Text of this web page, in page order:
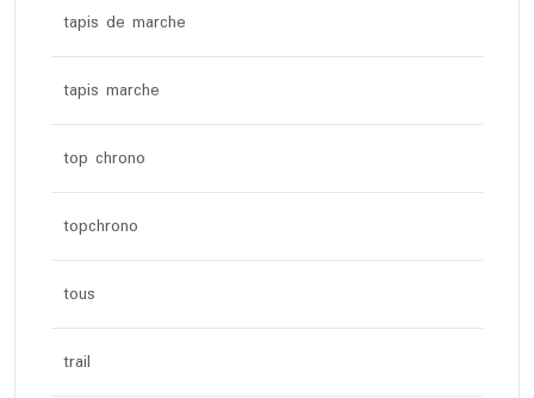
tapis de marche
tapis marche
top chrono
topchrono
tous
trail